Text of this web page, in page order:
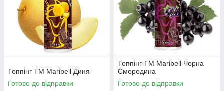
Топпінг ТМ Maribell Диня
Готово до відправки
Топпінг ТМ Maribell Чорна
Смородина
Готово до відправки